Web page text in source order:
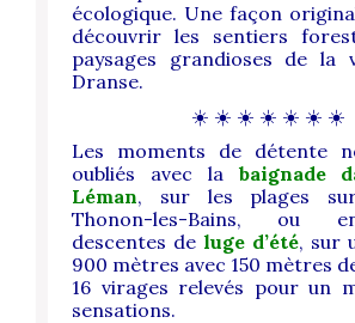
écologique. Une façon
découvrir les sentiers
paysages grandioses de la
Dranse.
☀️ ☀️ ☀️ ☀️ ☀️ ☀️ ☀️
Les moments de détente
oubliés avec la baignade
Léman, sur les plages
Thonon-les-Bains, ou
descentes de luge d’été, sur
900 mètres avec 150 mètres
16 virages relevés pour un
sensations.